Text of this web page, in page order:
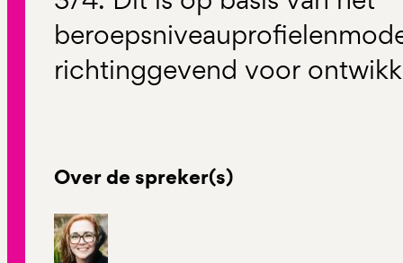
richtinggevend voor
Over de spreker(s)